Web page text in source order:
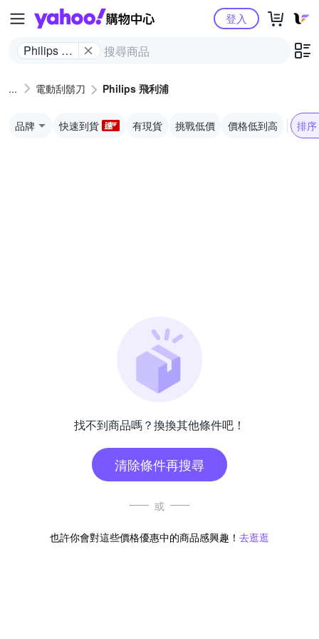
Yahoo購物中心
Philips 飛
登入
電動刮鬍刀 Philips 飛利浦
品牌 快速到貨 有現貨 挑戰低價 價格低到高 排序
找不到商品嗎？換換其他條件吧！
清除條件再搜尋
或
也許你會對這些價格優惠中的商品感興趣！ 去逛逛